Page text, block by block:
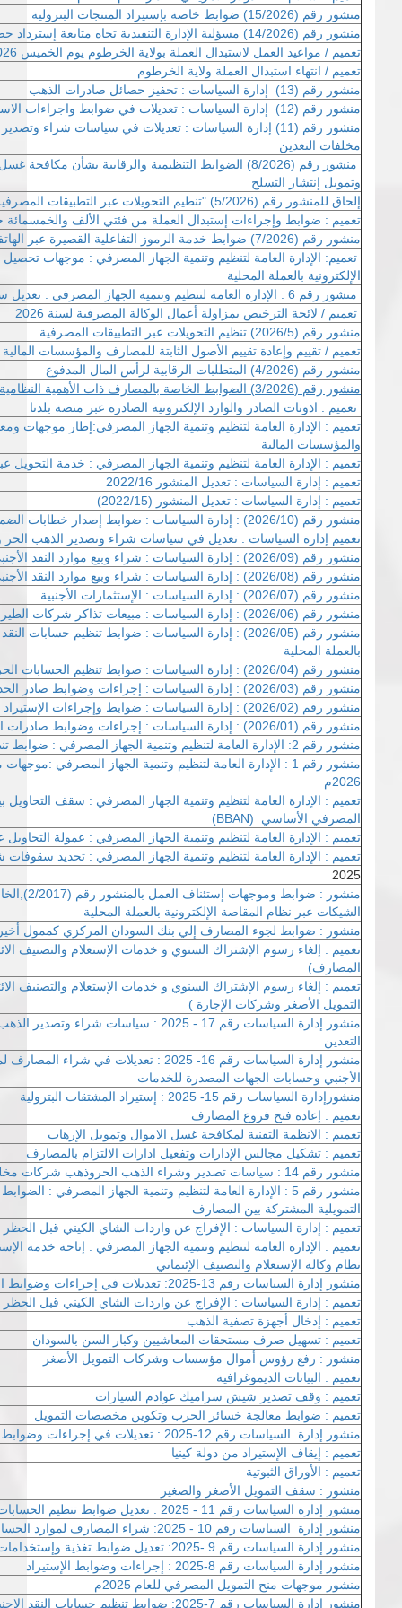
منشور رقم (15/2026) ضوابط خاصة بإستيراد المنتجات البترولية
منشور رقم (14/2026) مسؤلية الإدارة التنفيذية تجاه متابعة إسترداد حصائل الصادرات
تعميم / مواعيد العمل لاستبدال العملة بولاية الخرطوم يوم الخميس 14/05/2026
تعميم / انتهاء استبدال العملة ولاية الخرطوم
منشور رقم (13) إدارة السياسات : تحفيز حصائل صادرات الذهب
منشور رقم (12) إدارة السياسات : تعديلات في ضوابط واجراءات الاستيراد
منشور رقم (11) إدارة السياسات : تعديلات في سياسات شراء
مخلفات التعدين
منشور رقم (8/2026) الضوابط التنظيمية والرقابية بشأن
وتمويل إنتشار التسلح
إلحاق للمنشور رقم (5/2026) "تنطيم التحويلات عبر التطبيقات المصرفية"
تعميم : ضوابط وإجراءات إستبدال العملة من فئتي الألف والخمسمائة
منشور رقم (7/2026) ضوابط خدمة الرموز التفاعلية القصيرة عبر الهاتف المحمول (USSD)
تعميم: الإدارة العامة لتنظيم وتنمية الجهاز المصرفي : موجهات
الإلكترونية بالعملة المحلية
منشور رقم 6 : الإدارة العامة لتنظيم وتنمية الجهاز المصرفي : تعديل سقف التمويل الأصغر والصغير
تعميم / لائحة الترخيص بمزاولة أعمال الوكالة المصرفية لسنة 2026
منشور رقم (2026/5) تنظيم التحويلات عبر التطبيقات المصرفية
تعميم / تقييم وإعادة تقييم الأصول الثابتة للمصارف والمؤسسات المالية
منشور رقم (4/2026)
المتطلبات الرقابية لرأس المال المدفوع
منشور رقم (3/2026) الضوابط الخاصة بالمصارف ذات الأهمية النظامية - المحلية
تعميم : اذونات الصادر والوارد الإلكترونية الصادرة عبر منصة بلدنا
تعميم : الإدارة العامة لتنظيم وتنمية الجهاز المصرفي:إطار موجهات
والمؤسسات المالية
تعميم : الإدارة العامة لتنظيم وتنمية الجهاز المصرفي : خدمة التحويل
تعميم : إدارة السياسات : تعديل المنشور 2022/16
تعميم : إدارة السياسات : تعديل المنشور (2022/15)
منشور رقم (2026/10) : إدارة السياسات : ضوابط إصدار خطابات الضمان بالنقد الأجنبي
تعميم إدارة السياسات : تعديل في سياسات شراء وتصدير الذهب
منشور رقم (2026/09) : إدارة السياسات : شراء وبيع موارد النقد الأجنبي
منشور رقم (2026/08) : إدارة السياسات : شراء وبيع موارد النقد الأجنبي
منشور رقم (2026/07) : إدارة السياسات : الإستثمارات الأجنبية
منشور رقم (2026/06) : إدارة السياسات : مبيعات تذاكر شركات الطيران الأجنبية العاملة في البلاد
منشور رقم (2026/05) : إدارة السياسات : ضوابط تنظيم حسابات
بالعملة المحلية
منشور رقم (2026/04) : إدارة السياسات : ضوابط تنظيم الحسابات الحرة بالنقد الأجنبي
منشور رقم (2026/03) : إدارة السياسات : إجراءات وضوابط صادر الخدمات
منشور رقم (2026/02) : إدارة السياسات : ضوابط وإجراءات الإستيراد
منشور رقم (2026/01) : إدارة السياسات : إجراءات وضوابط صادرات السلع
منشور رقم 2: الإدارة العامة لتنظيم وتنمية الجهاز المصرفي : ضوابط تنظيم تحويلات العملاء
منشور رقم 1 : الإدارة العامة لتنظيم وتنمية الجهاز المصرفي
2026م
تعميم : الإدارة العامة لتنظيم وتنمية الجهاز المصرفي : سقف
المصرفي الأساسي (BBAN)
تعميم : الإدارة العامة لتنظيم وتنمية الجهاز المصرفي : عمولة
تعميم : الإدارة العامة لتنظيم وتنمية الجهاز المصرفي : تحديد سقوفات
2025
منشور :
الشيكات عبر نظام المقاصة الإلكترونية بالعملة المحلية
منشور : ضوابط لجوء المصارف إلي بنك السودان المركزي كممول
تعميم : إلغاء رسوم الإشتراك السنوي و خدمات الإستعلام والتصنيف
المصارف)
تعميم : إلغاء رسوم الإشتراك السنوي و خدمات الإستعلام والتصنيف
التمويل الأصغر وشركات الإجارة )
منشور إدارة السياسات رقم 17 - 2025 :
التعدين
منشور إدارة السياسات رقم 16- 2025 : تعديلات
الأجنبي وحسابات الجهات المصدرة للخدمات
منشورإدارة السياسات رقم 15- 2025 : إستيراد المشتقات البترولية
تعميم : إعادة فتح فروع المصارف
تعميم : الانظمة التقنية لمكافحة غسل الاموال وتمويل الإرهاب
تعميم : تشكيل مجالس الإدارات وتفعيل ادارات الالتزام بالمصارف
منشور رقم 14 : سياسات تصدير وشراء الذهب الحروذهب شركات مخلفات التعدين
منشور رقم 5 : الإدارة العامة لتنظيم وتنمية الجهاز المصرفي :
التمويلية المشتركة بين المصارف
تعميم : إدارة السياسات : الإفراج عن واردات الشاي الكيني قبل الحظر
تعميم : الإدارة العامة لتنظيم وتنمية الجهاز المصرفي : إتاحة خدمة
نظام وكالة الإستعلام والتصنيف الإئتماني
منشور إدارة السياسات رقم 13-2025: تعديلات في إجراءات وضوابط الإستيراد
تعميم : إدارة السياسات : الإفراج عن واردات الشاي الكيني قبل الحظر
تعميم : إدخال أجهزة تصفية الذهب
تعميم : تسهيل صرف مستحقات المعاشيين وكبار السن بالسودان
منشور : رفع رؤوس أموال مؤسسات وشركات التمويل الأصغر
تعميم : البيانات الديموغرافية
تعميم : وقف تصدير شيش سراميك عوادم السيارات
تعميم : ضوابط معالجة خسائر الحرب وتكوين مخصصات التمويل
منشور إدارة السياسات رقم 12-2025 : تعديلات في إجراءات وضوابط صادر الخدمات
تعميم : إيقاف الإستيراد من دولة كينيا
تعميم : الأوراق الثبوتية
منشور : سقف التمويل الأصغر والصغير
منشور إدارة السياسات رقم 11 - 2025 : تعديل ضوابط تنظيم الحسابات الحرة
منشور إدارة السياسات رقم 10 - 2025: شراء المصارف لموارد الحسابات الخاصة بالنقد الأجنبي
منشور إدارة السياسات رقم 9 -2025: تعديل ضوابط تغذية وإستخدامات الحسابات الحرة
منشور إدارة السياسات رقم 8-2025 : إجراءات وضوابط الإستيراد
منشور موجهات منح التمويل المصرفي للعام 2025م
منشور ادارة السياسات رقم 7-2025: ضوابط تنظيم